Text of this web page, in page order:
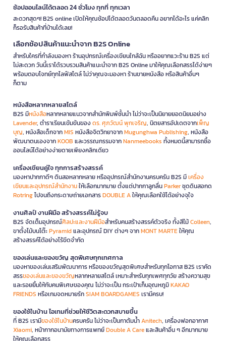
ช้อปออนไลน์ได้ตลอด 24 ชั่วโมง ทุกที่ ทุกเวลา
สะดวกสุดๆ! B2S online เปิดให้คุณช้อปได้ตลอดวันตลอดคืน อยากได้อะไร แค่คลิก
ก็รอรับสินค้าที่บ้านได้เลย!
เลือกช้อปสินค้าแนะนำจาก B2S Online
สำหรับใครที่กำลังมองหา ร้านอุปกรณ์เครื่องเขียนใกล้ฉัน หรืออยากแวะร้าน B2S แต่
ไม่สะดวก วันนี้เราได้รวบรวมสินค้าแนะนำจาก B2S Online มาให้คุณเลือกสรรได้ง่ายๆ
พร้อมตอบโจทย์ทุกไลฟ์สไตล์ ไม่ว่าคุณจะมองหา ร้านขายหนังสือ หรือสินค้าอื่นๆ
ก็ตาม
หนังสือหลากหลายสไตล์
B2S มีหนังสือหลากหลายแนวจากสำนักพิมพ์ชั้นนำ ไม่ว่าจะเป็นนิยายยอดนิยมอย่าง
Lavender, ตำราเรียนเข้มข้นของดร. ศุภวัฒน์ พุกเจริญ, นิตยสารอัปเดตจากเพ็ญ
บุญ, หนังสือเด็กจากMIS หนังสือจิตวิทยาจากMugunghwa Publishing, หนังสือ
พัฒนาตนเองจากKOOB และวรรณกรรมจากNanmeebooks ทั้งหมดนี้สามารถซื้อ
ออนไลน์ได้อย่างง่ายดายเพียงคลิกเดียว
เครื่องเขียนคู่ใจ ทุกการสร้างสรรค์
มองหาปากกาดีๆ ดินสอหลากหลาย หรืออุปกรณ์สำนักงานครบครัน B2S มีเครื่อง
เขียนและอุปกรณ์สำนักงานให้เลือกมากมาย ตั้งแต่ปากกาลูกลื่นParkerชุดดินสอกด
Rotringไปจนถึงกระดาษถ่ายเอกสารDOUBLE Aให้คุณเลือกใช้ได้อย่างจุใจ
งานศิลป์ งานฝีมือ สร้างสรรค์ไม่รู้จบ
B2S จัดเต็มอุปกรณ์ศิลปะและงานฝีมือสำหรับคนสร้างสรรค์ตัวจริง ทั้งสีไม้Colleen,
ขาตั้งไม้บนโต๊ะPyramidและอุปกรณ์ DIY ต่างๆ จากMONT MARTEให้คุณ
สร้างสรรค์ได้อย่างไร้ขีดจำกัด
ของเล่นและของขวัญ สุดพิเศษทุกเทศกาล
มองหาของเล่นเสริมพัฒนาการ หรือของขวัญสุดพิเศษสำหรับทุกโอกาส B2S เราคัด
สรรของเล่นและของขวัญหลากหลายสไตล์ เหมาะสำหรับทุกเพศทุกวัย สร้างความสุข
และรอยยิ้มให้กับคนพิเศษของคุณ ไม่ว่าจะเป็น กระเป๋าเก็บอุณหภูมิKAKAO
FRIENDS หรือเกมจดหมายรักSIAM BOARDGAMES เรามีครบ!
ของใช้ในบ้าน ไอเทมที่ช่วยให้ชีวิตสะดวกสบายขึ้น
ที่ B2S เรามีของใช้ในบ้านครบครัน ไม่ว่าจะเป็นกาต้มน้ำAnitech, เครื่องฟอกอากาศ
Xiaomi, หน้ากากอนามัยทางการแพทย์Double A Careและสินค้าอื่น ๆ อีกมากมาย
ให้คุณเลือกสรร